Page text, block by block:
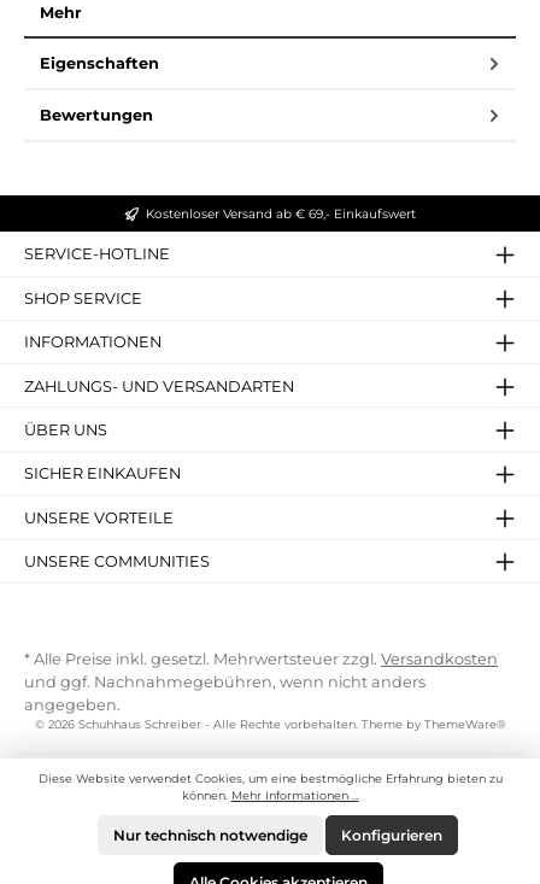
Mehr
Eigenschaften
Bewertungen
Kostenloser Versand ab € 69,- Einkaufswert
SERVICE-HOTLINE
SHOP SERVICE
INFORMATIONEN
ZAHLUNGS- UND VERSANDARTEN
ÜBER UNS
SICHER EINKAUFEN
UNSERE VORTEILE
UNSERE COMMUNITIES
* Alle Preise inkl. gesetzl. Mehrwertsteuer zzgl. Versandkosten
und ggf. Nachnahmegebühren, wenn nicht anders
angegeben.
© 2026 Schuhhaus Schreiber - Alle Rechte vorbehalten. Theme by ThemeWare®
Diese Website verwendet Cookies, um eine bestmögliche Erfahrung bieten zu
können. Mehr Informationen ...
Nur technisch notwendige Konfigurieren